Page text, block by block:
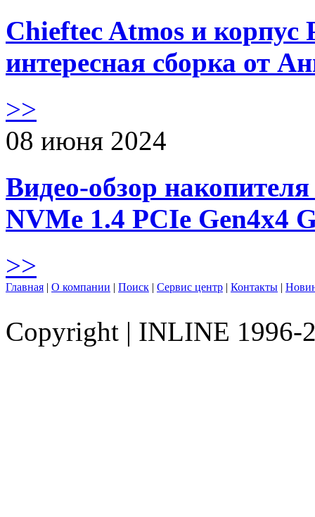
Chieftec Atmos и корпус
интересная сборка от
>>
08 июня 2024
Видео-обзор
NVMe 1.4 PCIe Gen4х4
>>
Главная | О компании | Поиск | Сервис центр | Контакты |
Copyright | INLINE 1996-